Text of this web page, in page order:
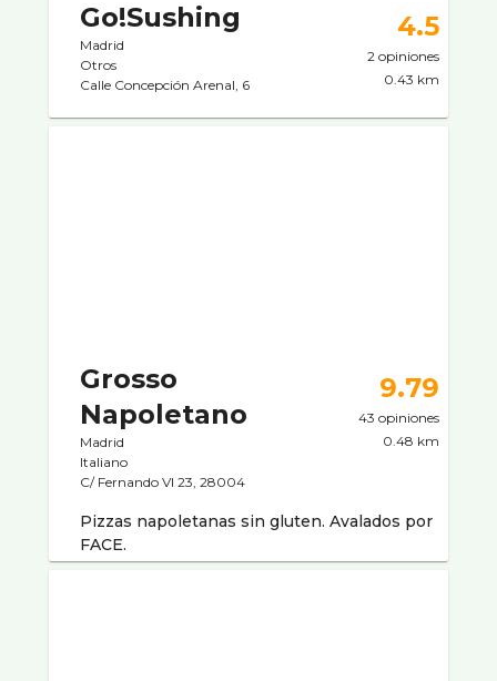
Go!Sushing
Madrid
Otros
Calle Concepción Arenal, 6
4.5
2 opiniones
0.43 km
Grosso
Napoletano
Madrid
Italiano
C/ Fernando VI 23, 28004
9.79
43 opiniones
0.48 km
Pizzas napoletanas sin gluten. Avalados por
FACE.